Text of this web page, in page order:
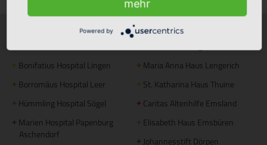
+ Bonifatius Hospital Lingen
+ Borromäus Hospital Leer
+ Hümmling Hospital Sögel
+ Marien Hospital Papenburg
Aschendorf
+ Maria Anna Haus Lengerich
+ St. Katharina Haus Thuine
+ Caritas Altenhilfe Emsland
Elisabeth Haus Emsbüren
+ Johannesstift Dörpen
mehr
Powered by